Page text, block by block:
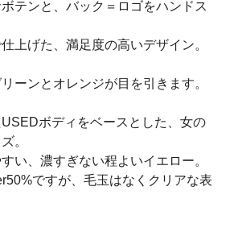
テンと、バック＝ロゴをハンドス
上げた、満足度の高いデザイン。
ーンとオレンジが目を引きます。
ボディをベースとした、女の
。
い、濃すぎない程よいイエロー。
ですが、毛玉はなくクリアな表